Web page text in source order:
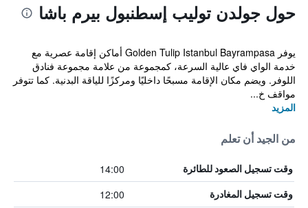
حول جولدن توليب إسطنبول بيرم باشا
يوفر Golden Tulip Istanbul Bayrampasa أماكن إقامة عصرية مع
خدمة الواي فاي عالية السرعة، كمجموعة من علامة مجموعة فنادق
اللوفر. ويضم مكان الإقامة مسبحًا داخليًا ومركزًا للياقة البدنية. كما تتوفر
مواقف خ...
المزيد
من الجيد أن تعلم
وقت تسجيل الصعود للطائرة 14:00
وقت تسجيل المغادرة 12:00